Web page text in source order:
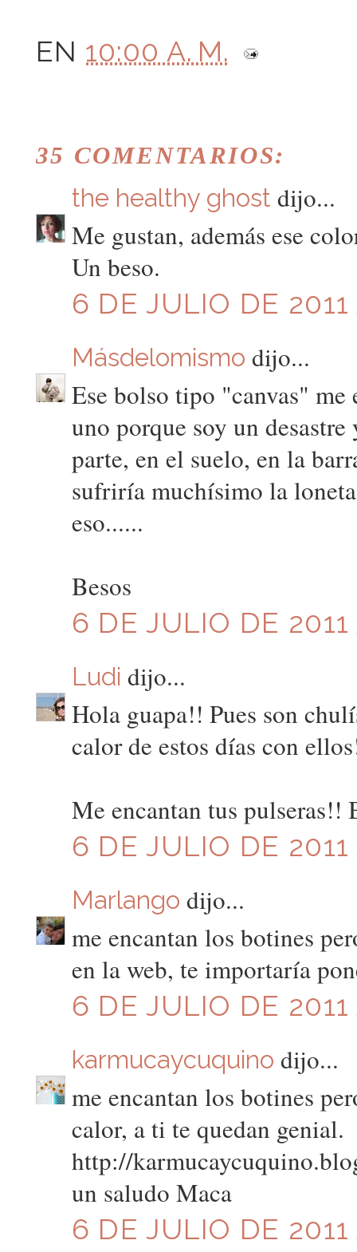
EN 10:00 A. M.
35 COMENTARIOS:
the healthy ghost dijo...
Me gustan, además ese
Un beso.
6 DE JULIO DE 2011
Másdelomismo dijo...
Ese bolso tipo "canvas" me
uno porque soy un
parte, en el suelo, en la
sufriría muchísimo la
eso......
Besos
6 DE JULIO DE
Ludi dijo...
Hola guapa!! Pues son
calor de estos días con
Me encantan tus pulseras!!
6 DE JULIO DE
Marlango dijo...
me encantan los botines
en la web, te importaría
6 DE JULIO DE 2011
karmucaycuquino dijo...
me encantan los botines
calor, a ti te quedan genial.
http://
un saludo Maca
6 DE JULIO DE 2011